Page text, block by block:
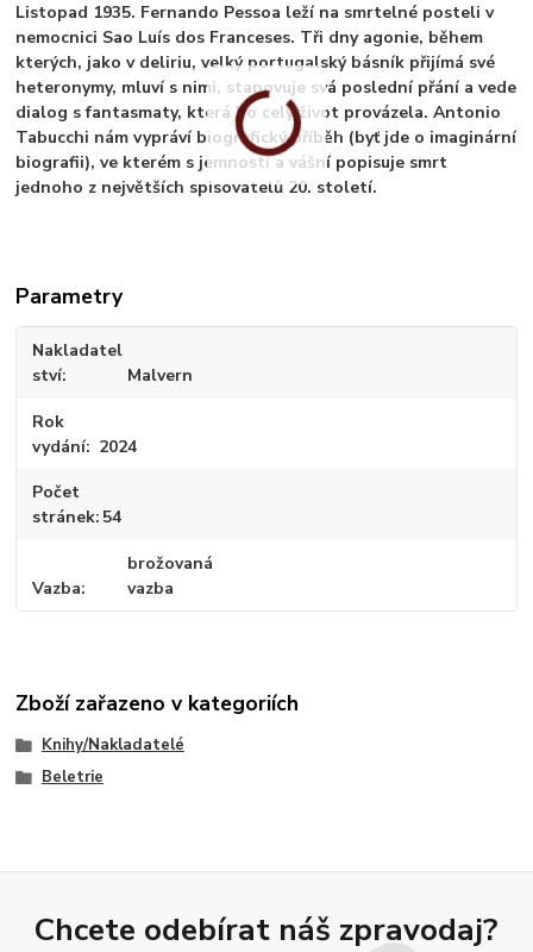
Listopad 1935. Fernando Pessoa leží na smrtelné posteli v
nemocnici Sao Luís dos Franceses. Tři dny agonie, během
kterých, jako v deliriu, velký portugalský básník přijímá své
heteronymy, mluví s nimi, stanovuje svá poslední přání a vede
dialog s fantasmaty, která ho celý život provázela. Antonio
Tabucchi nám vypráví biografický příběh (byť jde o imaginární
biografii), ve kterém s jemností a vášní popisuje smrt
jednoho z největších spisovatelů 20. století.
Parametry
Nakladatel
ství
Malvern
Rok
vydání
2024
Počet
stránek 54
Vazba
brožovaná
vazba
Zboží zařazeno v kategoriích
Knihy/Nakladatelé
Beletrie
Chcete odebírat náš zpravodaj?